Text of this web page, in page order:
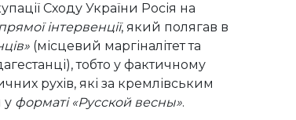
Сходу України Росія на
інтервенції, який полягав в
(місцевий маргіналітет та
тобто у фактичному
рухів, які за кремлівським
у форматі «Русской весны».